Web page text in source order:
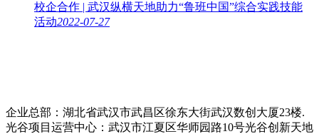
校企合作 | 武汉纵横天地助力“鲁班中国”综合实践技能
活动2022-07-27
企业总部：湖北省武汉市武昌区徐东大街武汉数创大厦23楼.
光谷项目运营中心：武汉市江夏区华师园路10号光谷创新天地